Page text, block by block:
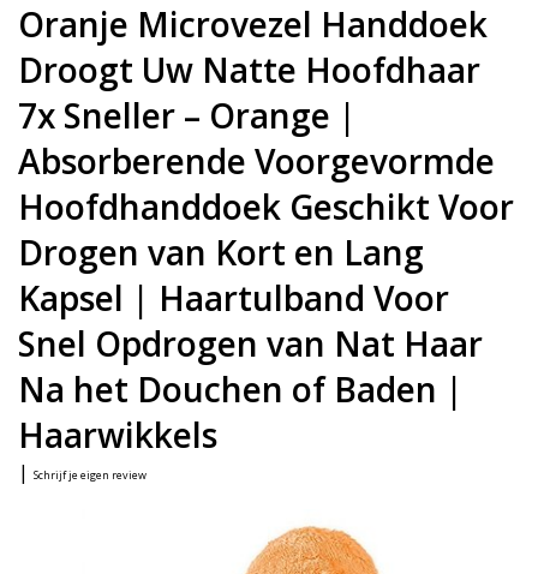
Oranje Microvezel Handdoek
Droogt Uw Natte Hoofdhaar
7x Sneller – Orange |
Absorberende Voorgevormde
Hoofdhanddoek Geschikt Voor
Drogen van Kort en Lang
Kapsel | Haartulband Voor
Snel Opdrogen van Nat Haar
Na het Douchen of Baden |
Haarwikkels
| Schrijf je eigen review